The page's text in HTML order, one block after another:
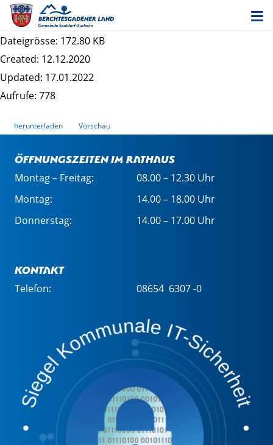
02. Änderung des Bebauungsplanes "Loh" -
Satzung
Dateigrösse: 172.80 KB
Created: 12.12.2020
Updated: 17.01.2022
Aufrufe: 778
herunterladen Vorschau
Öffnungszeiten im Rathaus
Montag – Freitag:
08.00 – 12.30 Uhr
Montag:
14.00 – 18.00 Uhr
Donnerstag:
14.00 – 17.00 Uhr
Kontakt
Telefon: 08654 6307 -0